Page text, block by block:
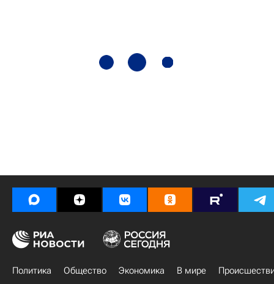
Политика Общество Экономика В мире